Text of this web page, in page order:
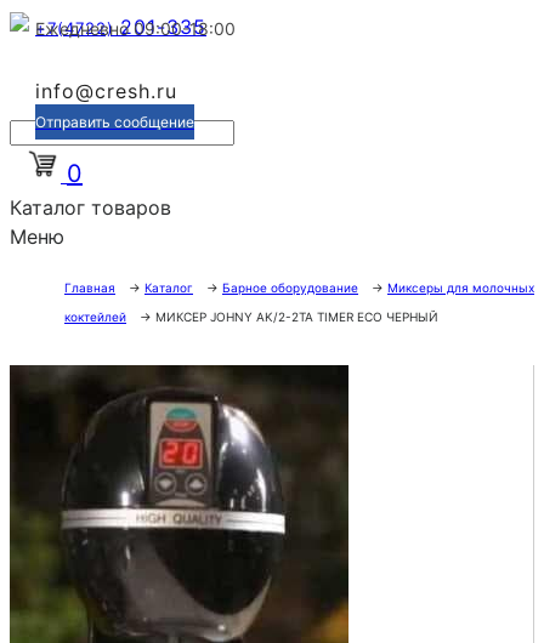
+7(4722)201-335
Ежедневно 09:00-18:00
info@cresh.ru
Отправить сообщение
0
Каталог товаров
Меню
Главная → Каталог → Барное оборудование → Миксеры для молочных
коктейлей
→ МИКСЕР JOHNY AK/2-2TA TIMER ECO ЧЕРНЫЙ